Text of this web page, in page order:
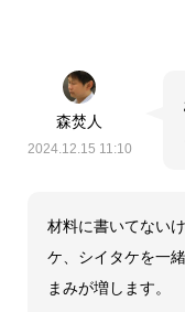
森焚人
2024.12.15 11:10
材料に書いてない
ケ、シイタケを一
まみが増します。